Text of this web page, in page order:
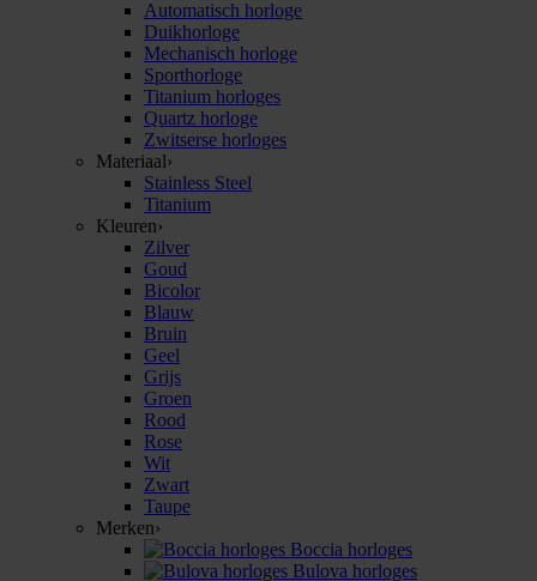
Automatisch horloge
Duikhorloge
Mechanisch horloge
Sporthorloge
Titanium horloges
Quartz horloge
Zwitserse horloges
Materiaal›
Stainless Steel
Titanium
Kleuren›
Zilver
Goud
Bicolor
Blauw
Bruin
Geel
Grijs
Groen
Rood
Rose
Wit
Zwart
Taupe
Merken›
Boccia horloges
Bulova horloges